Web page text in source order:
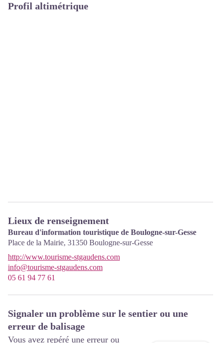
Profil altimétrique
Lieux de renseignement
Bureau d'information touristique de Boulogne-sur-Gesse
Place de la Mairie, 31350 Boulogne-sur-Gesse
http://www.tourisme-stgaudens.com
info@tourisme-stgaudens.com
05 61 94 77 61
Signaler un problème sur le sentier ou une
erreur de balisage
Vous avez repéré une erreur ou